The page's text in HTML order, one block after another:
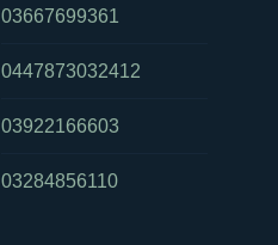
03667699361
0447873032412
03922166603
03284856110